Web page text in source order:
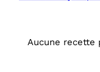
Aucune recette